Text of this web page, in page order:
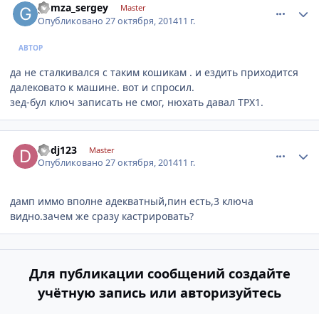
gomza_sergey Master
Опубликовано27 октября, 201411 г.
АВТОР
да не сталкивался с таким кошикам . и ездить приходится
далековато к машине. вот и спросил.
зед-бул ключ записать не смог, нюхать давал TPX1.
dodj123 Master
Опубликовано27 октября, 201411 г.
дамп иммо вполне адекватный,пин есть,3 ключа
видно.зачем же сразу кастрировать?
Для публикации сообщений создайте
учётную запись или авторизуйтесь